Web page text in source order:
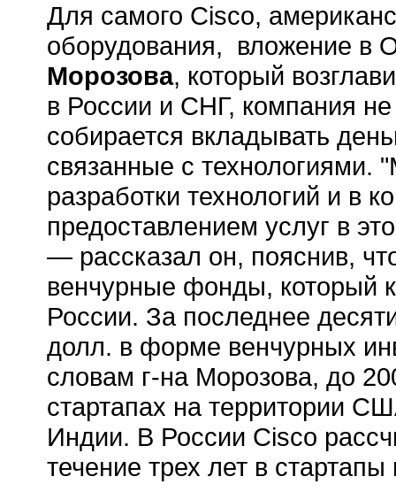
Для самого Cisco,
оборудования, вложение в
Морозова, который
в России и СНГ, компания
собирается вкладывать
связанные с технологиями.
разработки технологий и в
предоставлением услуг в
— рассказал он, пояснив,
венчурные фонды, который
России. За последнее
долл. в форме венчурных
словам г-на Морозова, до
стартапах на территории
Индии. В России Cisco
течение трех лет в